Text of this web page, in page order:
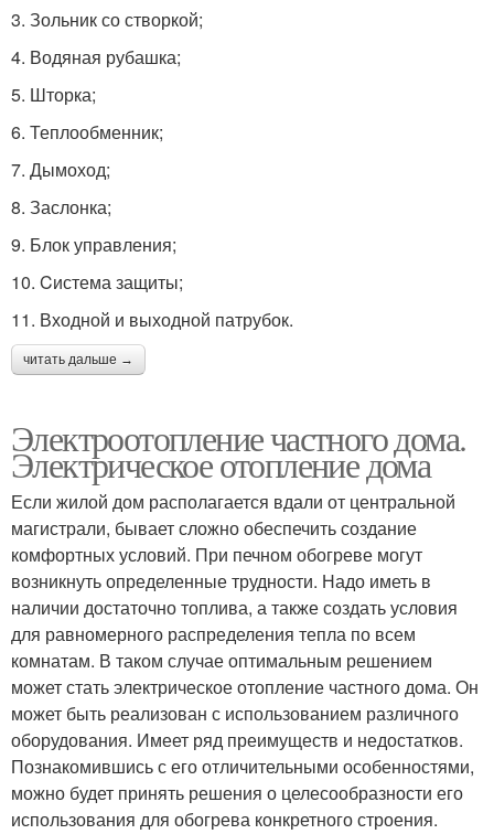
3. Зольник со створкой;
4. Водяная рубашка;
5. Шторка;
6. Теплообменник;
7. Дымоход;
8. Заслонка;
9. Блок управления;
10. Cистема защиты;
11. Входной и выходной патрубок.
читать дальше →
Электроотопление частного дома.
Электрическое отопление дома
Если жилой дом располагается вдали от центральной
магистрали, бывает сложно обеспечить создание
комфортных условий. При печном обогреве могут
возникнуть определенные трудности. Надо иметь в
наличии достаточно топлива, а также создать условия
для равномерного распределения тепла по всем
комнатам. В таком случае оптимальным решением
может стать электрическое отопление частного дома. Он
может быть реализован с использованием различного
оборудования. Имеет ряд преимуществ и недостатков.
Познакомившись с его отличительными особенностями,
можно будет принять решения о целесообразности его
использования для обогрева конкретного строения.